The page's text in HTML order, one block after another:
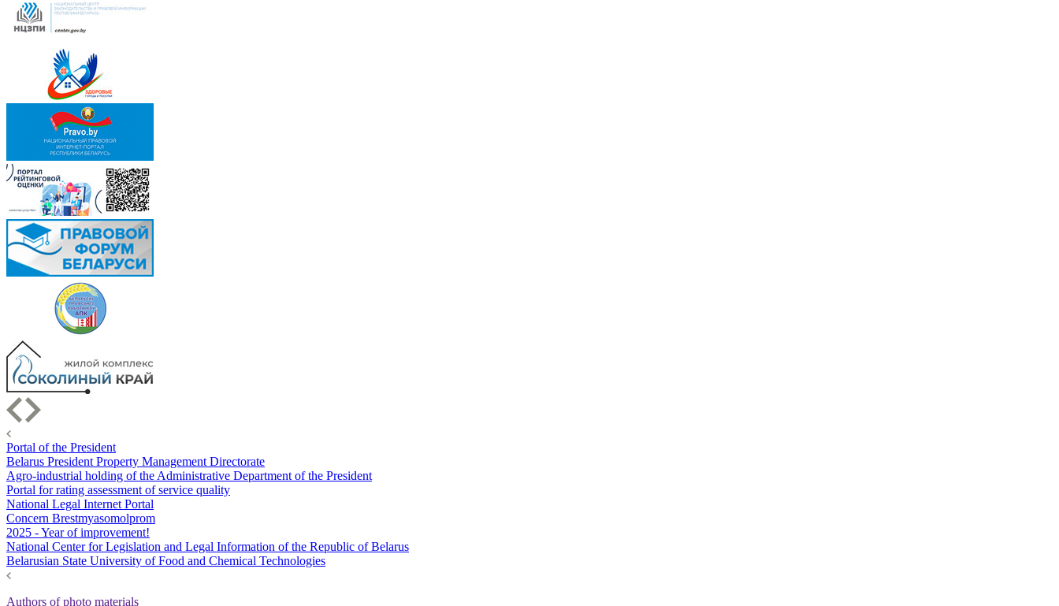
Portal of the President
Belarus President Property Management Directorate
Agro-industrial holding of the Administrative Department of the President
Portal for rating assessment of service quality
National Legal Internet Portal
Concern Brestmyasomolprom
2025 - Year of improvement!
National Center for Legislation and Legal Information of the Republic of Belarus
Belarusian State University of Food and Chemical Technologies
Authors of photo materials